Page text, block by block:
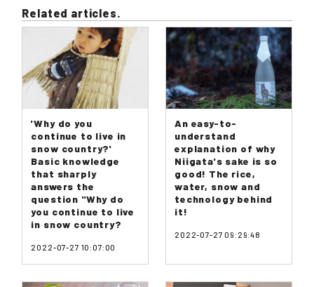
Related articles.
'Why do you
continue to live in
snow country?'
Basic knowledge
that sharply
answers the
question "Why do
you continue to live
in snow country?
2022-07-27 10:07:00
An easy-to-
understand
explanation of why
Niigata's sake is so
good! The rice,
water, snow and
technology behind
it!
2022-07-27 09:29:48